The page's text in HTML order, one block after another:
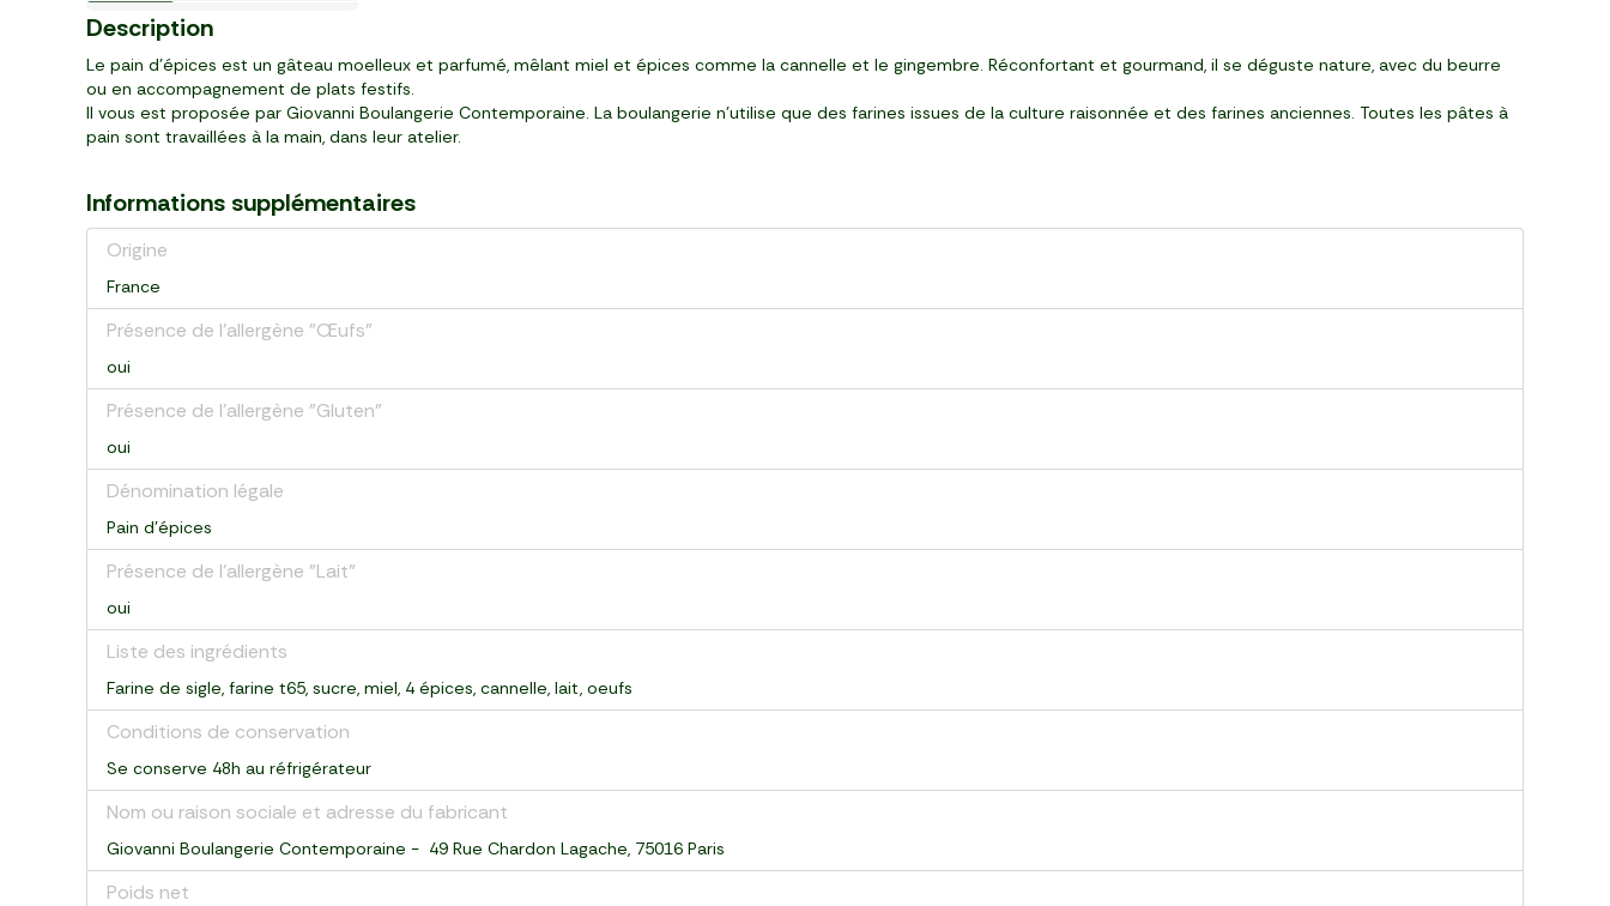
Vin de France
5,95 €
3,19 €
3,29 €
1,99 €
2,99 €
3,19 €
Prix Malin
1,39 €
2,39 €
1,99 €
Dès 6 mois
3,99 €
Description
Le pain d’épices est un gâteau moelleux et parfumé, mêlant miel et épices comme la cannelle et le gingembre. Réconfortant et gourmand, il se déguste nature, avec du beurre
ou en accompagnement de plats festifs.
Il vous est proposée par Giovanni Boulangerie Contemporaine. La boulangerie n'utilise que des farines issues de la culture raisonnée et des farines anciennes. Toutes les pâtes à
pain sont travaillées à la main, dans leur atelier.
Informations supplémentaires
Origine
France
Présence de l'allergène "Œufs"
oui
Présence de l'allergène "Gluten"
oui
Dénomination légale
Pain d'épices
Présence de l'allergène "Lait"
oui
Liste des ingrédients
Farine de sigle, farine t65, sucre, miel, 4 épices, cannelle, lait, oeufs
Conditions de conservation
Se conserve 48h au réfrigérateur
Nom ou raison sociale et adresse du fabricant
Giovanni Boulangerie Contemporaine - 49 Rue Chardon Lagache, 75016 Paris
Poids net